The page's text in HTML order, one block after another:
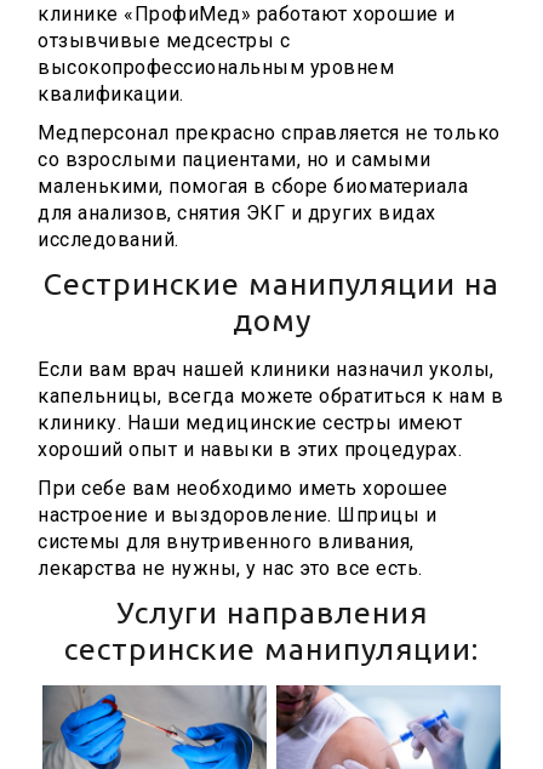
клинике «ПрофиМед» работают хорошие и
отзывчивые медсестры с
высокопрофессиональным уровнем
квалификации.
Медперсонал прекрасно справляется не только
со взрослыми пациентами, но и самыми
маленькими, помогая в сборе биоматериала
для анализов, снятия ЭКГ и других видах
исследований.
Сестринские манипуляции на
дому
Если вам врач нашей клиники назначил уколы,
капельницы, всегда можете обратиться к нам в
клинику. Наши медицинские сестры имеют
хороший опыт и навыки в этих процедурах.
При себе вам необходимо иметь хорошее
настроение и выздоровление. Шприцы и
системы для внутривенного вливания,
лекарства не нужны, у нас это все есть.
Услуги направления
сестринские манипуляции: